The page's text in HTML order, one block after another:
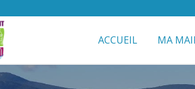
ACCUEIL MA